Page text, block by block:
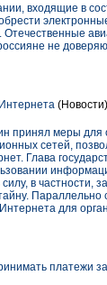
входящие в
не
(Новости)
принял меры
сетей,
Глава
силу, в
для
платежи